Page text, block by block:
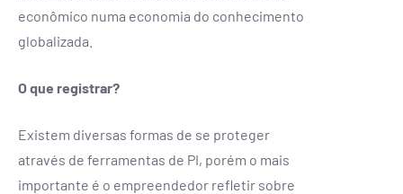
econômico numa economia do conhecimento
globalizada.
O que registrar?
Existem diversas formas de se proteger
através de ferramentas de PI, porém o mais
importante é o empreendedor refletir sobre